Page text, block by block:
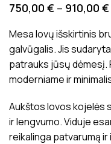
750,00 € – 910,00 €
Mesa lovų išskirtinis
galvūgalis. Jis
patrauks jūsų dėmesį.
moderniame ir
Aukštos lovos kojelės
ir lengvumo. Viduje
reikalinga patvarumą